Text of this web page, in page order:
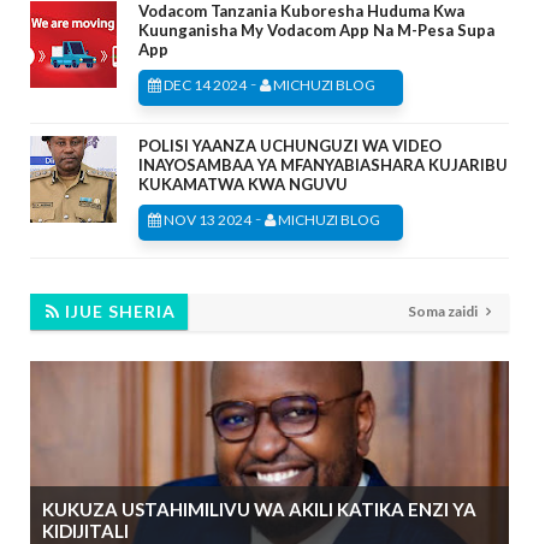
Vodacom Tanzania Kuboresha Huduma Kwa
Kuunganisha My Vodacom App Na M-Pesa Supa
App
DEC 14 2024- MICHUZI BLOG
POLISI YAANZA UCHUNGUZI WA VIDEO
INAYOSAMBAA YA MFANYABIASHARA KUJARIBU
KUKAMATWA KWA NGUVU
NOV 13 2024- MICHUZI BLOG
IJUE SHERIA Soma zaidi
KUKUZA USTAHIMILIVU WA AKILI KATIKA ENZI YA
KIDIJITALI